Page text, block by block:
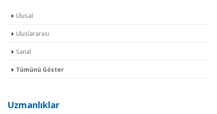
Ulusal
Uluslararası
Sanal
Tümünü Göster
Uzmanlıklar